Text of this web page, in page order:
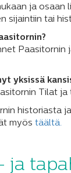
ja osaan
sijaintiin tai
Paasitornin
yksissä
Tilat ja
historiasta
myös täältä.
ja